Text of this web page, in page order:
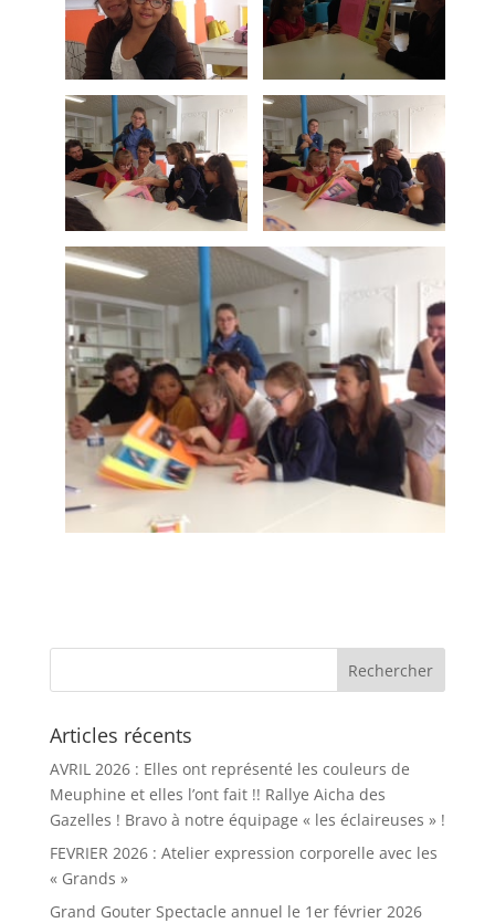
Articles récents
AVRIL 2026 : Elles ont représenté les couleurs de
Meuphine et elles l’ont fait !! Rallye Aicha des
Gazelles ! Bravo à notre équipage « les éclaireuses » !
FEVRIER 2026 : Atelier expression corporelle avec les
« Grands »
Grand Gouter Spectacle annuel le 1er février 2026